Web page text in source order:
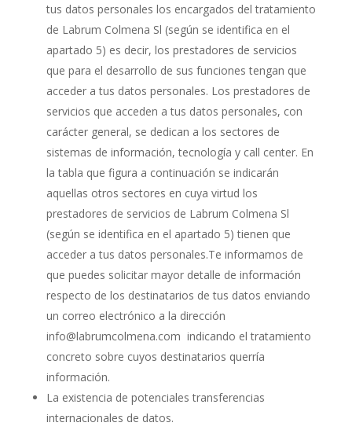
tus datos personales los encargados del tratamiento
de Labrum Colmena Sl (según se identifica en el
apartado 5) es decir, los prestadores de servicios
que para el desarrollo de sus funciones tengan que
acceder a tus datos personales. Los prestadores de
servicios que acceden a tus datos personales, con
carácter general, se dedican a los sectores de
sistemas de información, tecnología y call center. En
la tabla que figura a continuación se indicarán
aquellas otros sectores en cuya virtud los
prestadores de servicios de Labrum Colmena Sl
(según se identifica en el apartado 5) tienen que
acceder a tus datos personales.Te informamos de
que puedes solicitar mayor detalle de información
respecto de los destinatarios de tus datos enviando
un correo electrónico a la dirección
info@labrumcolmena.com indicando el tratamiento
concreto sobre cuyos destinatarios querría
información.
La existencia de potenciales transferencias
internacionales de datos.